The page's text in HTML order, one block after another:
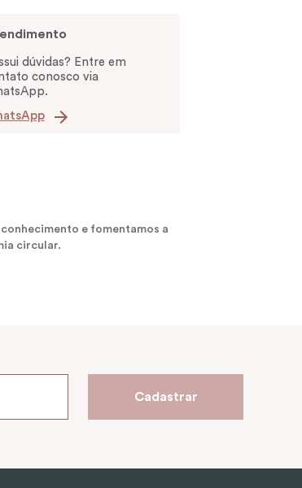
dúvidas? Entre em
conosco via
e fomentamos a
circular.
Cadastrar